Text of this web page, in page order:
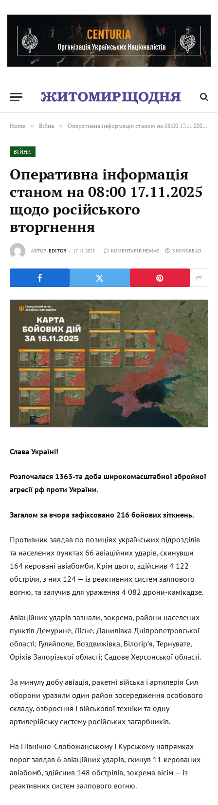
Home » Війна » Оперативна інформація станом на 08:00 17.11.2025 щодо російського вторгнення
ВІЙНА
Оперативна інформація
станом на 08:00 17.11.2025
щодо російського
вторгнення
АВТОР:EDITOR 17.11.2025 КОМЕНТАРІВ НЕМАЄ 3 MINS READ
Слава Україні!
Розпочалася 1363-та доба широкомасштабної збройної
агресії рф проти України.
Загалом за вчора зафіксовано 216 бойових зіткнень.
Противник завдав по позиціях українських підрозділів
та населених пунктах 66 авіаційних ударів, скинувши
164 керовані авіабомби. Крім цього, здійснив 4 122
обстріли, з них 124 — із реактивних систем залпового
вогню, та залучив для ураження 4 082 дрони-камікадзе.
Авіаційних ударів зазнали, зокрема, райони населених
пунктів Демурине, Лісне, Данилівка Дніпропетровської
області; Гуляйполе, Воздвижівка, Білогір’я, Тернувате,
Оріхів Запорізької області; Садове Херсонської області.
За минулу добу авіація, ракетні війська і артилерія Сил
оборони уразили один район зосередження особового
складу, озброєння і військової техніки та одну
артилерійську систему російських загарбників.
На Північно-Слобожанському і Курському напрямках
ворог завдав 6 авіаційних ударів, скинув 11 керованих
авіабомб, здійснив 148 обстрілів, зокрема вісім — із
реактивних систем залпового вогню.